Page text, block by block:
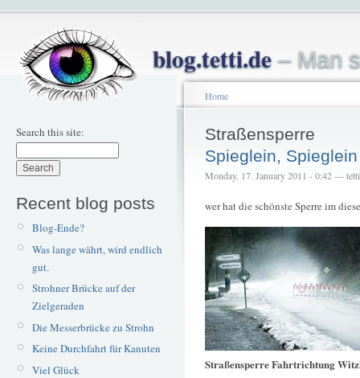
blog.tetti.de– Man
Search this site:
Recent blog posts
Blog-Ende?
Was lange währt, wird endlich
gut.
Strohner Brücke auf der
Zielgeraden
Die Messerbrücke zu Strohn
Keine Durchfahrt für Kanuten
Viel Glück
Home
Straßensperre
Spieglein,
Monday, 17. January 2011 - 0:42 — tetti
wer hat die schönste Sperre im
Straßensperre Fahrtrichtung